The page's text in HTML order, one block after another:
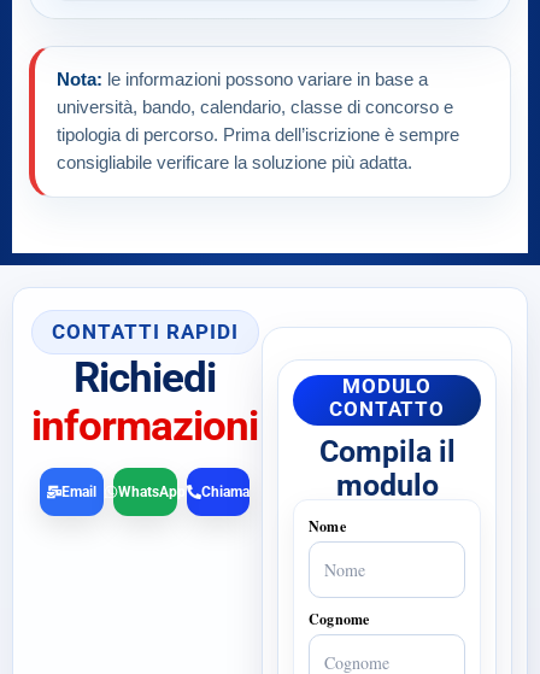
Nota: le informazioni possono variare in base a
università, bando, calendario, classe di concorso e
tipologia di percorso. Prima dell’iscrizione è sempre
consigliabile verificare la soluzione più adatta.
CONTATTI RAPIDI
Richiedi
informazioni
Chiama
Email WhatsApp
MODULO
CONTATTO
Compila il
modulo
Nome
Cognome